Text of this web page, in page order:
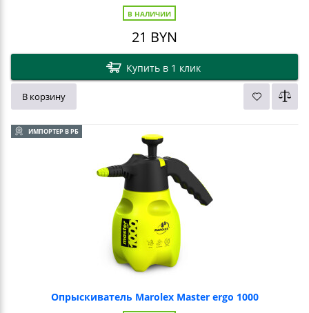
В НАЛИЧИИ
21 BYN
Купить в 1 клик
В корзину
ИМПОРТЕР В РБ
Опрыскиватель Marolex Master ergo 1000